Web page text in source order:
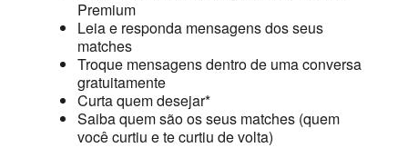
Premium
Leia e responda mensagens dos seus
matches
Troque mensagens dentro de uma conversa
gratuitamente
Curta quem desejar*
Saiba quem são os seus matches (quem
você curtiu e te curtiu de volta)